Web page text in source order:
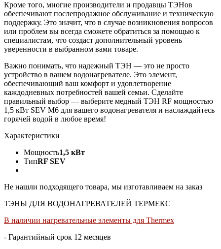
Кроме того, многие производители и продавцы ТЭНов
обеспечивают послепродажное обслуживание и техническую
поддержку. Это значит, что в случае возникновения вопросов
или проблем вы всегда сможете обратиться за помощью к
специалистам, что создаст дополнительный уровень
уверенности в выбранном вами товаре.
Важно понимать, что надежный ТЭН — это не просто
устройство в вашем водонагревателе. Это элемент,
обеспечивающий ваш комфорт и удовлетворение
каждодневных потребностей вашей семьи. Сделайте
правильный выбор — выберите медный ТЭН RF мощностью
1,5 кВт SEV M6 для вашего водонагревателя и наслаждайтесь
горячей водой в любое время!
Характеристики
Мощность1,5 кВт
ТипRF SEV
Не нашли подходящего товара, мы изготавливаем на заказ
ТЭНЫ ДЛЯ ВОДОНАГРЕВАТЕЛЕЙ ТЕРМЕКС
В наличии нагревательные элементы для Thermex
- Гарантийный срок 12 месяцев